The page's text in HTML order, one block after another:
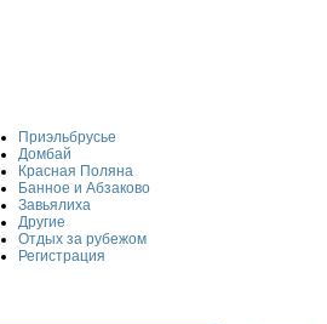
Приэльбрусье
Домбай
Красная Поляна
Банное и Абзаково
Завьялиха
Другие
Отдых за рубежом
Регистрация